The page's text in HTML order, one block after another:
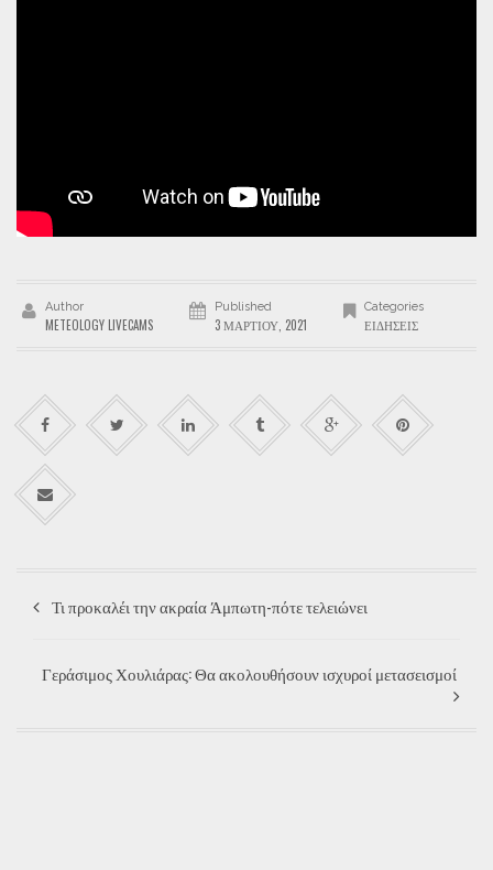
Author
METEOLOGY LIVECAMS
Published
3 ΜΑΡΤΊΟΥ, 2021
Categories
ΕΙΔΉΣΕΙΣ
Τι προκαλέι την ακραία Άμπωτη-πότε τελειώνει
Γεράσιμος Χουλιάρας: Θα ακολουθήσουν ισχυροί μετασεισμοί